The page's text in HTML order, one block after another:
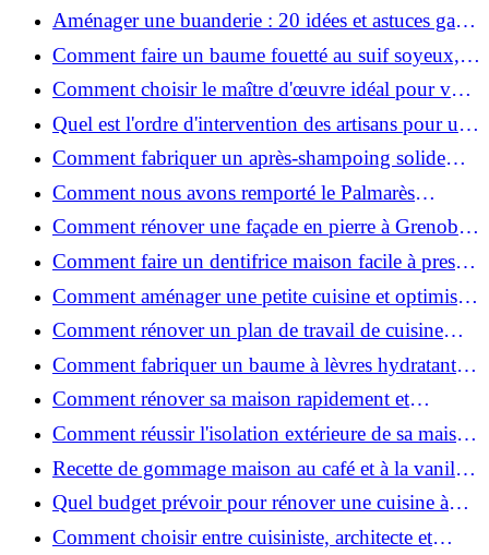
2026 ?
Aménager une buanderie : 20 idées et astuces gain
de place pour un espace fonctionnel et stylé
Comment faire un baume fouetté au suif soyeux,
fait maison ?
Comment choisir le maître d'œuvre idéal pour vos
travaux de rénovation ?
Quel est l'ordre d'intervention des artisans pour une
rénovation ?
Comment fabriquer un après-shampoing solide
naturel pour cheveux ?
Comment nous avons remporté le Palmarès
(Ré)HABITER 2025 : les coulisses du projet primé
?
Comment rénover une façade en pierre à Grenoble
: techniques, coûts et conseils
Comment faire un dentifrice maison facile à presser
?
Comment aménager une petite cuisine et optimiser
chaque centimètre carré ?
Comment rénover un plan de travail de cuisine
facilement : guide étape par étape
Comment fabriquer un baume à lèvres hydratant et
naturel au suif ?
Comment rénover sa maison rapidement et
efficacement ?
Comment réussir l'isolation extérieure de sa maison
pour une rénovation performante et durable ?
Recette de gommage maison au café et à la vanille
pour une peau douce
Quel budget prévoir pour rénover une cuisine à
Voiron en 2026 : coûts et aides locales ?
Comment choisir entre cuisiniste, architecte et